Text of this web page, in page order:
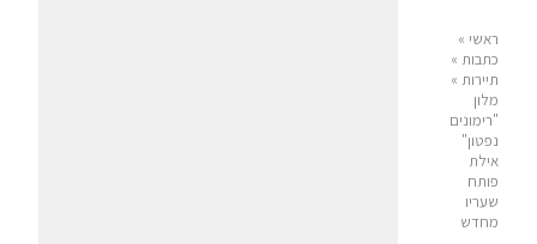
ראשי »
כתבות »
תיירות »
מלון
"רימונים
נפטון"
אילת
פותח
שעריו
מחדש